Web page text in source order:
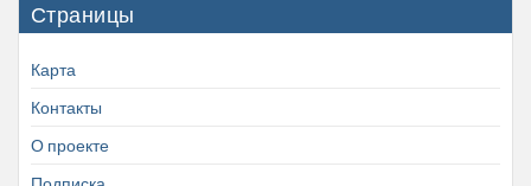
Страницы
Карта
Контакты
О проекте